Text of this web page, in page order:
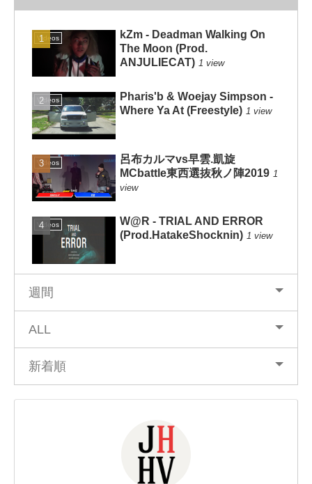
Videos
kZm - Deadman Walking On
The Moon (Prod.
ANJULIECAT) 1 view
Videos
Pharis'b & Woejay Simpson -
Where Ya At (Freestyle) 1 view
Videos
呂布カルマvs早雲.凱旋
MCbattle東西選抜秋ノ陣2019 1
view
Videos
W@R - TRIAL AND ERROR
(Prod.HatakeShocknin) 1 view
週間
ALL
新着順